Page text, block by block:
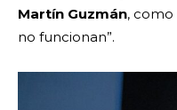
Martín Guzmán, como
no funcionan”.